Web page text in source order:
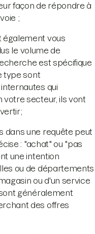
façon de répondre à
;
également vous
le volume de
est spécifique
type sont
qui
votre secteur, ils vont
dans une requête peut
: "achat" ou "pas
une intention
ou de départements
ou d'un service
généralement
des offres